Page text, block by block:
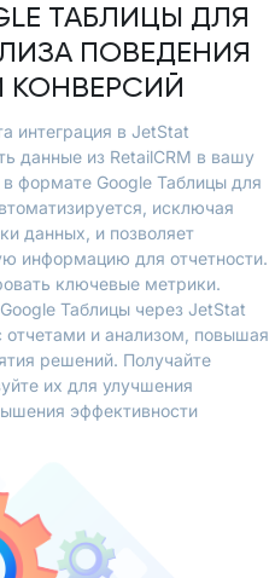
ТАБЛИЦЫ ДЛЯ
ПОВЕДЕНИЯ
КОНВЕРСИЙ
интеграция в JetStat
данные из RetailCRM в вашу
формате Google Таблицы для
исключая
данных, и позволяет
информацию для отчетности.
ключевые метрики.
Таблицы через JetStat
отчетами и анализом, повышая
решений. Получайте
их для улучшения
эффективности